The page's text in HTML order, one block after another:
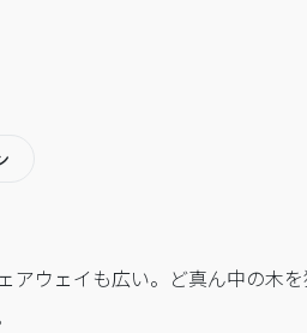
アウェイも広い。ど真ん中の木